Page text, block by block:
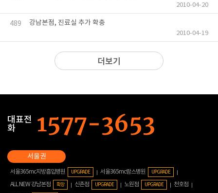
2010-04-20
489 강남본점, 진료실 추가 확충
2010-04-19
더보기
대표전
화
서울365mc지방흡입병원 UPGRADE 서울365mc람스병원 UPGRADE
ALL NEW 강남본점 확장 신촌점 UPGRADE 노원점 UPGRADE
천호점